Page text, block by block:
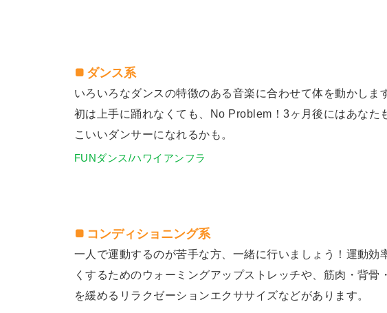
ダンス系
いろいろなダンスの特徴のある音楽に合わせて体を動かしま
初は上手に踊れなくても、No Problem！3ヶ月後にはあなた
こいいダンサーになれるかも。
FUNダンス/ハワイアンフラ
コンディショニング系
一人で運動するのが苦手な方、一緒に行いましょう！運動効
くするためのウォーミングアップストレッチや、筋肉・背骨
を緩めるリラクゼーションエクササイズなどがあります。